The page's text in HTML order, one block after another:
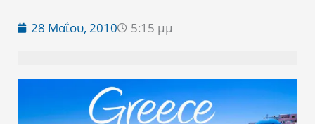
28 Μαΐου, 2010 5:15 μμ